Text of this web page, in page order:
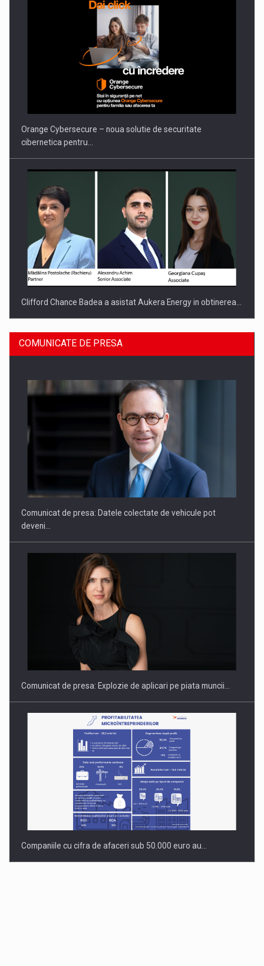
PUTTING ROMANIAN CORPORATE COMPANIES ON THE
INTERNATIONAL BUSINESS SCENE
Orange Cybersecure – noua solutie de securitate
cibernetica pentru…
Clifford Chance Badea a asistat Aukera Energy in obtinerea…
SAPTE PERSONALITATI DIN MEDIUL DE AFACERI, ACADEMIC
Hard Enduro Piatra Craiului 2026, fueled by benzinariile RO…
COMUNICATE DE PRESA
Comunicat de presa: Datele colectate de vehicule pot
deveni…
Comunicat de presa: Explozie de aplicari pe piata muncii…
Companiile cu cifra de afaceri sub 50.000 euro au…